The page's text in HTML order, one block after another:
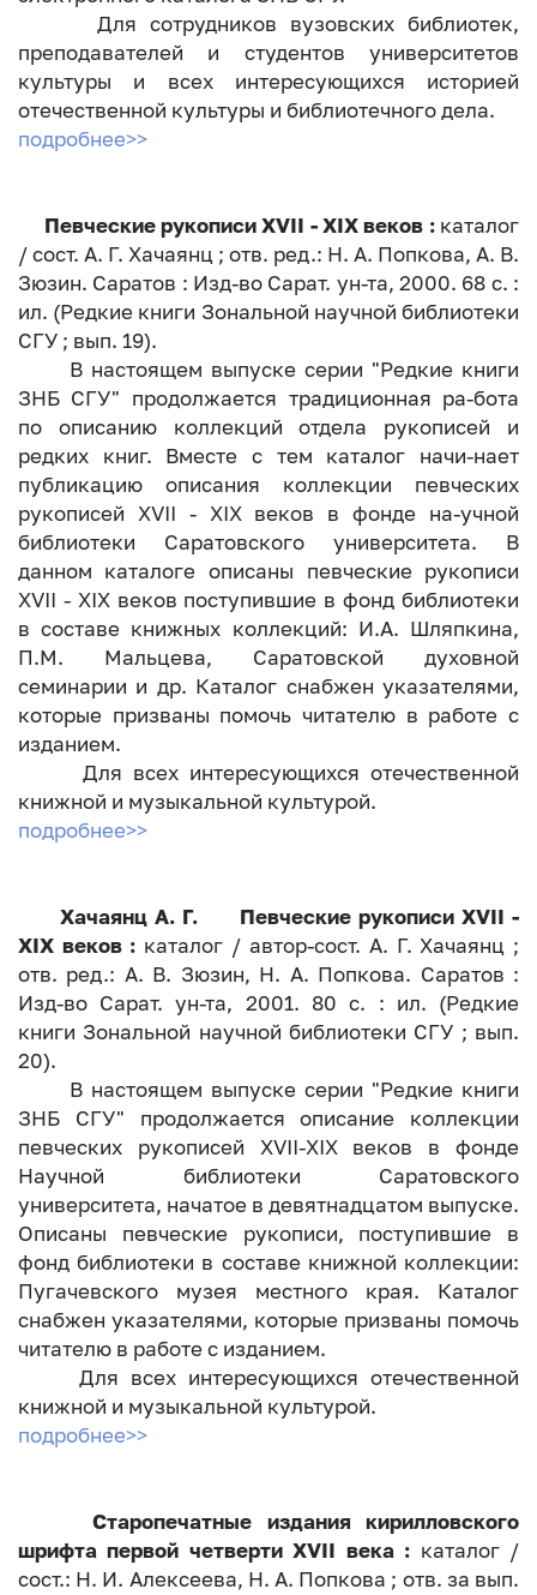
Для сотрудников вузовских библиотек,
преподавателей и студентов университетов
культуры и всех интересующихся историей
отечественной культуры и библиотечного дела.
подробнее>>
Певческие рукописи XVII - XIX веков : каталог
/ сост. А. Г. Хачаянц ; отв. ред.: Н. А. Попкова, А. В.
Зюзин. Саратов : Изд-во Сарат. ун-та, 2000. 68 с. :
ил. (Редкие книги Зональной научной библиотеки
СГУ ; вып. 19).
В настоящем выпуске серии "Редкие книги
ЗНБ СГУ" продолжается традиционная ра-бота
по описанию коллекций отдела рукописей и
редких книг. Вместе с тем каталог начи-нает
публикацию описания коллекции певческих
рукописей XVII - XIX веков в фонде на-учной
библиотеки Саратовского университета. В
данном каталоге описаны певческие рукописи
XVII - XIX веков поступившие в фонд библиотеки
в составе книжных коллекций: И.А. Шляпкина,
П.М. Мальцева, Саратовской духовной
семинарии и др. Каталог снабжен указателями,
которые призваны помочь читателю в работе с
изданием.
Для всех интересующихся отечественной
книжной и музыкальной культурой.
подробнее>>
Хачаянц А. Г. Певческие рукописи XVII -
XIX веков : каталог / автор-сост. А. Г. Хачаянц ;
отв. ред.: А. В. Зюзин, Н. А. Попкова. Саратов :
Изд-во Сарат. ун-та, 2001. 80 с. : ил. (Редкие
книги Зональной научной библиотеки СГУ ; вып.
20).
В настоящем выпуске серии "Редкие книги
ЗНБ СГУ" продолжается описание коллекции
певческих рукописей XVII-XIX веков в фонде
Научной библиотеки Саратовского
университета, начатое в девятнадцатом выпуске.
Описаны певческие рукописи, поступившие в
фонд библиотеки в составе книжной коллекции:
Пугачевского музея местного края. Каталог
снабжен указателями, которые призваны помочь
читателю в работе с изданием.
Для всех интересующихся отечественной
книжной и музыкальной культурой.
подробнее>>
Старопечатные издания кирилловского
шрифта первой четверти ХVII века : каталог /
сост.: Н. И. Алексеева, Н. А. Попкова ; отв. за вып.